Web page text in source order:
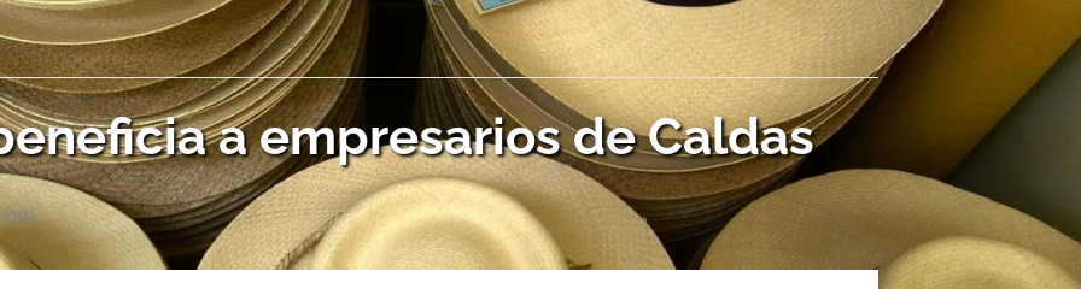
a empresarios de Caldas
pm